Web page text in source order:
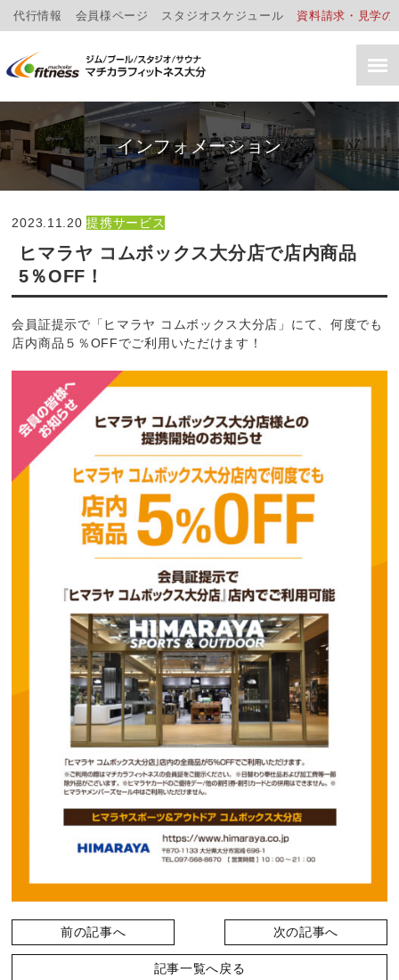
代行情報 会員様ページ スタジオスケジュール 資料請求・見学の
インフォメーション
2023.11.20 提携サービス
ヒマラヤ コムボックス大分店で店内商品
5％OFF！
会員証提示で「ヒマラヤ コムボックス大分店」にて、何度でも
店内商品５％OFFでご利用いただけます！
前の記事へ 次の記事へ
記事一覧へ戻る